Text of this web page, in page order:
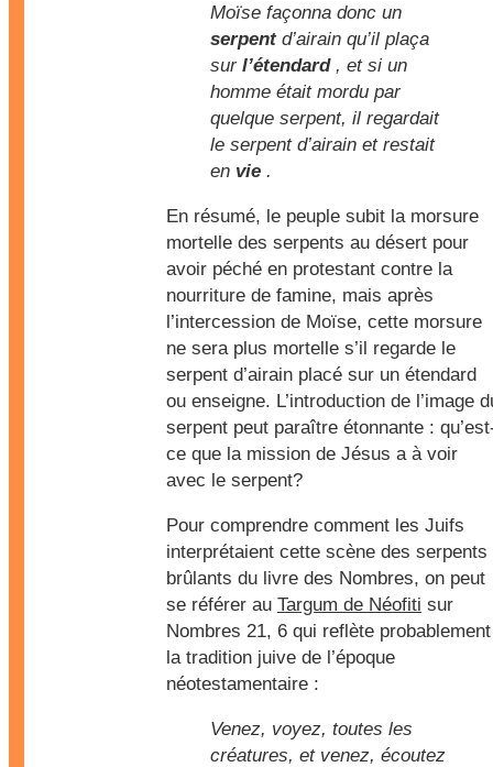
Moïse façonna donc un
serpentd’airain qu’il plaça
sur l’étendard, et si un
homme était mordu par
quelque serpent, il regardait
le serpent d’airain et restait
en vie .
En résumé, le peuple subit la morsure
mortelle des serpents au désert pour
avoir péché en protestant contre la
nourriture de famine, mais après
l’intercession de Moïse, cette morsure
ne sera plus mortelle s’il regarde le
serpent d’airain placé sur un étendard
ou enseigne. L’introduction de l’image
serpent peut paraître étonnante :
ce que la mission de Jésus a à voir
avec le serpent?
Pour comprendre comment les Juifs
interprétaient cette scène des serpents
brûlants du livre des Nombres, on peut
se référer au Targum de Néofiti sur
Nombres 21, 6 qui reflète probablement
la tradition juive de l’époque
néotestamentaire :
Venez, voyez, toutes les
créatures, et venez, écoutez